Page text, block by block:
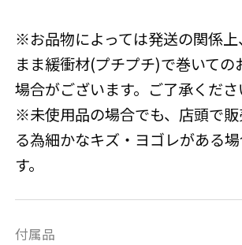
※お品物によっては発送の関係
まま緩衝材(プチプチ)で巻いての
場合がございます。ご了承くださ
※未使用品の場合でも、店頭で
る為細かなキズ・ヨゴレがある
す。
付属品